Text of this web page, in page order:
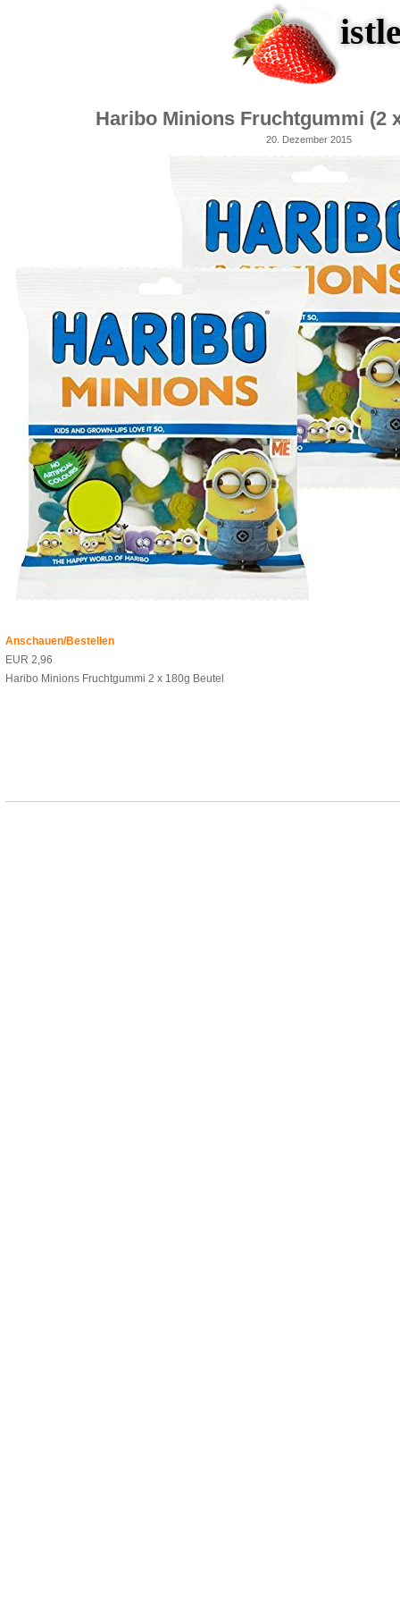
Haribo Minions Fruchtgummi (2
20. Dezember 2015
Anschauen/Bestellen
EUR 2,96
Haribo Minions Fruchtgummi 2 x 180g Beutel